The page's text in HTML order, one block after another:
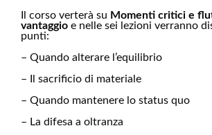
Il corso verterà su Momenti critici e
vantaggio e nelle sei lezioni verranno
punti:
– Quando alterare l’equilibrio
– Il sacrificio di materiale
– Quando mantenere lo status quo
– La difesa a oltranza